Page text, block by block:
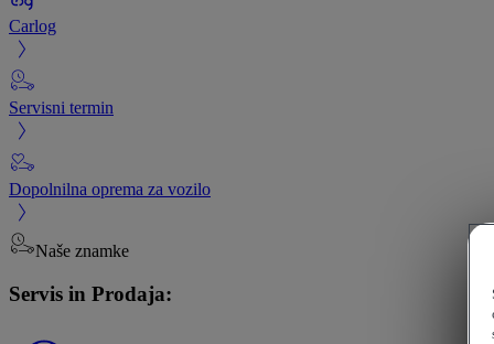
Carlog
Servisni termin
Dopolnilna oprema za vozilo
Naše znamke
Servis in Prodaja: